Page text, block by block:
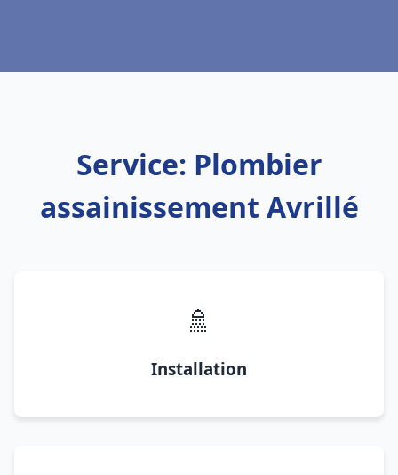
Service: Plombier
assainissement Avrillé
🚿
Installation